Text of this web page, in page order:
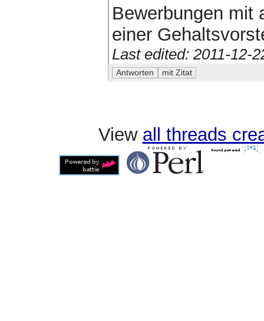
Bewerbungen mit
einer
Last edited: 2011-12-
View all threads